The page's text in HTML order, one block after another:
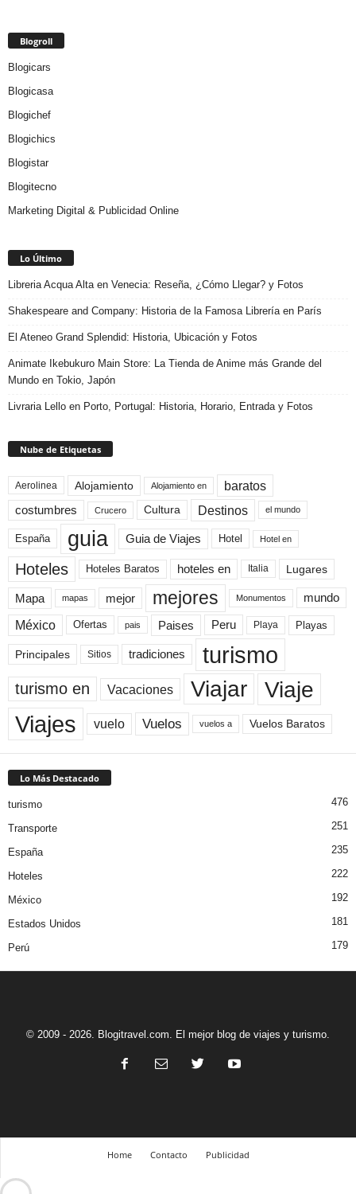
Blogroll
Blogicars
Blogicasa
Blogichef
Blogichics
Blogistar
Blogitecno
Marketing Digital & Publicidad Online
Lo Último
Libreria Acqua Alta en Venecia: Reseña, ¿Cómo Llegar? y Fotos
Shakespeare and Company: Historia de la Famosa Librería en París
El Ateneo Grand Splendid: Historia, Ubicación y Fotos
Animate Ikebukuro Main Store: La Tienda de Anime más Grande del
Mundo en Tokio, Japón
Livraria Lello en Porto, Portugal: Historia, Horario, Entrada y Fotos
Nube de Etiquetas
Aerolinea Alojamiento Alojamiento en baratos
costumbres Crucero Cultura Destinos el mundo
España guia Guia de Viajes Hotel Hotel en
Hoteles Hoteles Baratos hoteles en Italia Lugares
Mapa mapas mejor mejores Monumentos mundo
México Ofertas pais Paises Peru Playa Playas
Principales Sitios tradiciones turismo
turismo en Vacaciones Viajar Viaje
Viajes vuelo Vuelos vuelos a Vuelos Baratos
Lo Más Destacado
turismo 476
Transporte 251
España 235
Hoteles 222
México 192
Estados Unidos 181
Perú 179
© 2009 - 2026. Blogitravel.com. El mejor blog de viajes y turismo.
Home Contacto Publicidad